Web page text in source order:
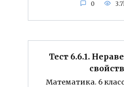
0
Тест 6.6.1.
Математика. 6